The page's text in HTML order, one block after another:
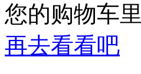
您的购物车
再去看看吧